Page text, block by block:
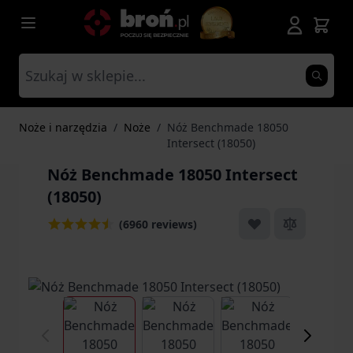
Przejdź do treści
Noże i narzędzia / Noże / Nóż Benchmade 18050
Intersect (18050)
Nóż Benchmade 18050 Intersect
(18050)
(6960 reviews)
View larger imageView larger imageView larger